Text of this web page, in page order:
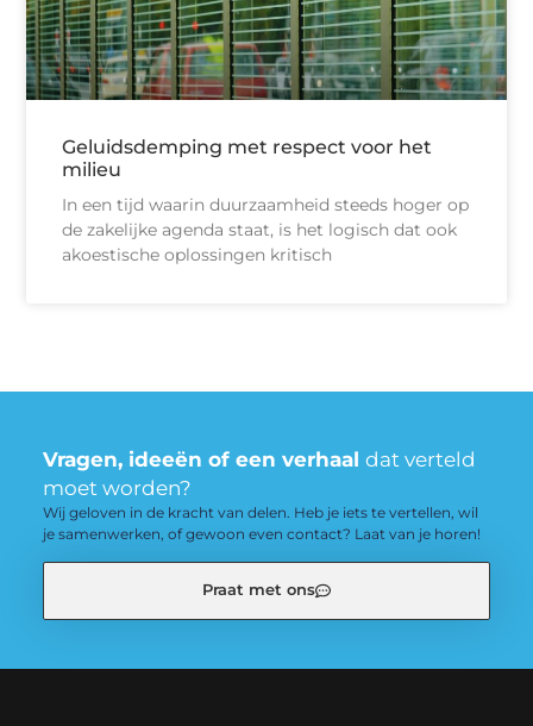
Geluidsdemping met respect voor het
milieu
In een tijd waarin duurzaamheid steeds hoger op
de zakelijke agenda staat, is het logisch dat ook
akoestische oplossingen kritisch
Vragen, ideeën of een verhaal dat verteld
moet worden?
Wij geloven in de kracht van delen. Heb je iets te vertellen, wil
je samenwerken, of gewoon even contact? Laat van je horen!
Praat met ons